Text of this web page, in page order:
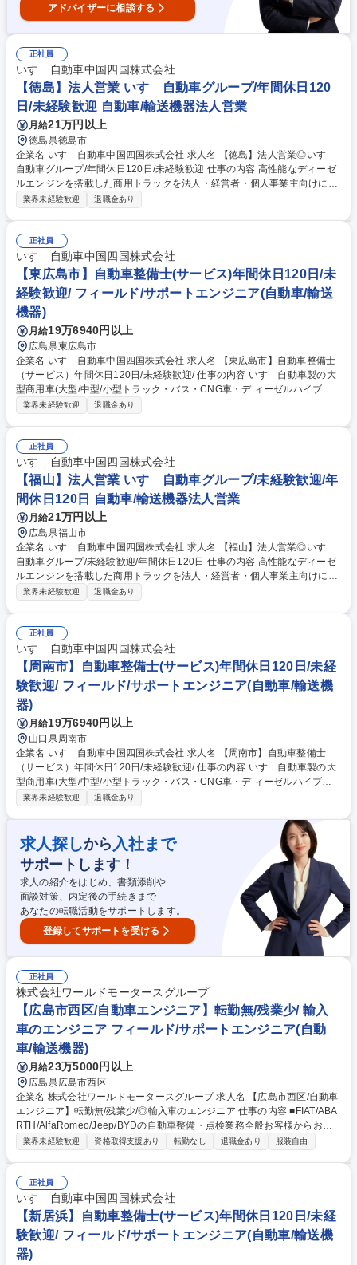
車のエンジニア
アドバイザーに相談する
正社員
いすゞ自動車中国四国株式会社
【徳島】法人営業 いすゞ自動車グループ/年間休日120
日/未経験歓迎 自動車/輸送機器法人営業
月給21万円以上
徳島県徳島市
企業名 いすゞ自動車中国四国株式会社 求人名 【徳島】法人営業◎いすゞ
自動車グループ/年間休日120日/未経験歓迎 仕事の内容 高性能なディーゼ
ルエンジンを搭載した商用トラックを法人・経営者・個人事業主向けにお
客様のニーズに合わせてカスタマイズ提案を伴う営業活動をお任せしま
る提案を行って頂きます。 また、いすゞでは「運ぶを支える」を合言葉に
トラックの稼働を止めないことにこだわっており、業界に先駆けてMIMA
MORIという車体の状況把握ソフトやマフラーの差圧計を取付て大きなト
ラブル前を未然に対処できる強みから信頼獲得に繋がっています。 募集職
種 【徳島】法人営業◎いすゞ自動車グループ/年間休日120日/未経験歓迎
業界未経験歓迎 退職金あり
正社員
いすゞ自動車中国四国株式会社
【東広島市】自動車整備士(サービス)年間休日120日/未
経験歓迎/ フィールド/サポートエンジニア(自動車/輸送
機器)
月給19万6940円以上
広島県東広島市
企業名 いすゞ自動車中国四国株式会社 求人名 【東広島市】自動車整備士
（サービス）年間休日120日/未経験歓迎/ 仕事の内容 いすゞ自動車製の大
型商用車(大型/中型/小型トラック・バス・CNG車・デ ィーゼルハイブリ
ッド車)のアフターサービスを行います。車検や定期点 検、オーバーホー
間のトラブル対応などにもあたっていただく事になります。 いすゞでは商
用車であるトラックの不稼働を出さないことを大切にしており、故障診断
等を元に部品交換するのか修理するのかコストと時間を考えて対応してい
くため、一般車の整備と異なりエンジニアとしてのスキルを身に付けるこ
とが出来ます。 募集職種 【東広島市】自動車整備士（サービス）年間休
日120日/未経験歓迎/
業界未経験歓迎 退職金あり
正社員
いすゞ自動車中国四国株式会社
【福山】法人営業 いすゞ自動車グループ/未経験歓迎/年
間休日120日 自動車/輸送機器法人営業
月給21万円以上
広島県福山市
企業名 いすゞ自動車中国四国株式会社 求人名 【福山】法人営業◎いすゞ
自動車グループ/未経験歓迎/年間休日120日 仕事の内容 高性能なディーゼ
ルエンジンを搭載した商用トラックを法人・経営者・個人事業主向けにお
客様のニーズに合わせてカスタマイズ提案を伴う営業活動をお任せしま
る提案を行って頂きます。 また、いすゞでは「運ぶを支える」を合言葉に
トラックの稼働を止めないことにこだわっており、業界に先駆けてMIMA
MORIという車体の状況把握ソフトやマフラーの差圧計を取付て大きなト
ラブル前を未然に対処できる強みから信頼獲得に繋がっています。 募集職
種 【福山】法人営業◎いすゞ自動車グループ/未経験歓迎/年間休日120日
業界未経験歓迎 退職金あり
正社員
いすゞ自動車中国四国株式会社
【周南市】自動車整備士(サービス)年間休日120日/未経
験歓迎/ フィールド/サポートエンジニア(自動車/輸送機
器)
月給19万6940円以上
山口県周南市
企業名 いすゞ自動車中国四国株式会社 求人名 【周南市】自動車整備士
（サービス）年間休日120日/未経験歓迎/ 仕事の内容 いすゞ自動車製の大
型商用車(大型/中型/小型トラック・バス・CNG車・デ ィーゼルハイブリ
ッド車)のアフターサービスを行います。車検や定期点 検、オーバーホー
ていただきます。 2～3年ほどたち業務に独り立ちしたら、修理対応や夜
間のトラブル対応などにもあたっていただく事になります。 いすゞでは商
用車であるトラックの不稼働を出さないことを大切にしており、故障診断
等を元に部品交換するのか修理するのかコストと時間を考えて対応してい
くため、一般車の整備と異なりエンジニアとしてのスキルを身に付けるこ
とが出来ます。 募集職種 【周南市】自動車整備士（サービス）年間休日1
20日/未経験歓迎/
業界未経験歓迎 退職金あり
求人探しから 入社まで
サポートします！
求人の紹介をはじめ、書類添削や
面談対策、内定後の手続きまで
あなたの転職活動をサポートします。
登録してサポートを受ける
正社員
株式会社ワールドモータースグループ
【広島市西区/自動車エンジニア】転勤無/残業少/ 輸入
車のエンジニア フィールド/サポートエンジニア(自動
車/輸送機器)
月給23万5000円以上
広島県広島市西区
企業名 株式会社ワールドモータースグループ 求人名 【広島市西区/自動車
エンジニア】転勤無/残業少/◎輸入車のエンジニア 仕事の内容 ■FIAT/ABA
RTH/AlfaRomeo/Jeep/BYDの自動車整備・点検業務全般お客様からお預
かりした輸入車を店舗併設の自社工場で点検・整備していただきます。中
化などをチェックし、問題がある箇所の修理、部品交換を行います。■分
解整備：損傷があった車両や車検などの為、問題がある箇所の修理、部品
交換を行います。■国産車の整備はパーツ交換が中心ですが、輸入車は修
理/いじる/という整備ができる点も魅力です。これまでの知識・技術を生
かし、幅広く、深いスキルを身に付け、成長できる環境です。 募集職種
【広島市西区/自動車エンジニア】転勤無/残業少/◎輸入車のエンジニア
業界未経験歓迎 資格取得支援あり 転勤なし 退職金あり 服装自由
正社員
いすゞ自動車中国四国株式会社
【新居浜】自動車整備士(サービス)年間休日120日/未経
験歓迎/ フィールド/サポートエンジニア(自動車/輸送機
器)